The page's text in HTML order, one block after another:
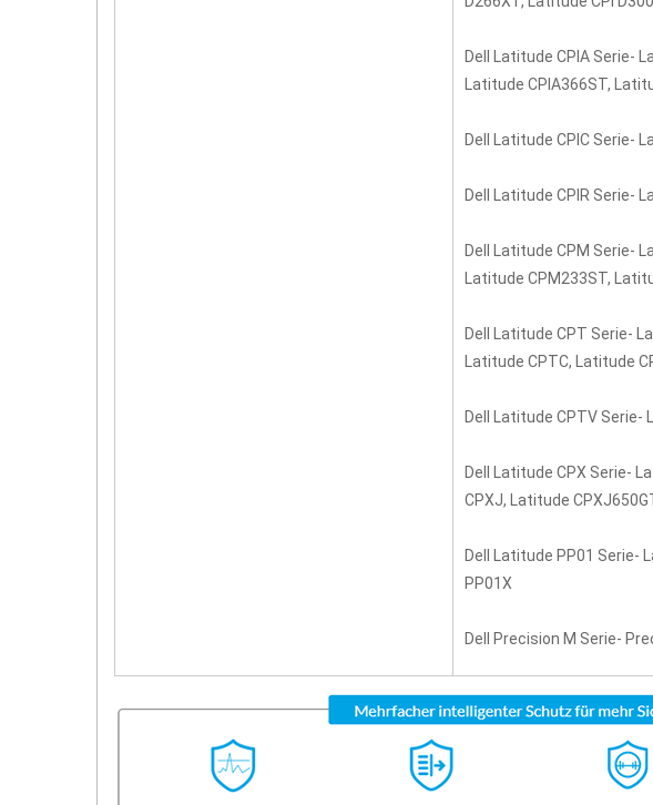
Dell Latitude CPIA Serie-
Latitude CPIA366ST,
Dell Latitude CPIC Serie-
Dell Latitude CPIR Serie-
Dell Latitude CPM Serie-
Latitude CPM233ST,
Dell Latitude CPT Serie-
Latitude CPTC, Latitude
Dell Latitude CPTV Serie-
Dell Latitude CPX Serie-
CPXJ, Latitude
Dell Latitude PP01 Serie-
PP01X
Dell Precision M Serie-